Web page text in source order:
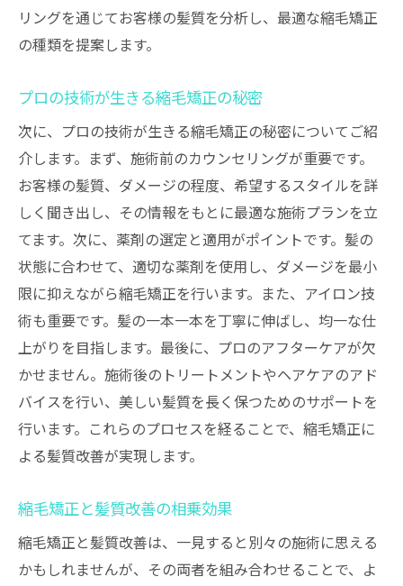
リングを通じてお客様の髪質を分析し、最適な縮毛矯正
の種類を提案します。
プロの技術が生きる縮毛矯正の秘密
次に、プロの技術が生きる縮毛矯正の秘密についてご紹
介します。まず、施術前のカウンセリングが重要です。
お客様の髪質、ダメージの程度、希望するスタイルを詳
しく聞き出し、その情報をもとに最適な施術プランを立
てます。次に、薬剤の選定と適用がポイントです。髪の
状態に合わせて、適切な薬剤を使用し、ダメージを最小
限に抑えながら縮毛矯正を行います。また、アイロン技
術も重要です。髪の一本一本を丁寧に伸ばし、均一な仕
上がりを目指します。最後に、プロのアフターケアが欠
かせません。施術後のトリートメントやヘアケアのアド
バイスを行い、美しい髪質を長く保つためのサポートを
行います。これらのプロセスを経ることで、縮毛矯正に
よる髪質改善が実現します。
縮毛矯正と髪質改善の相乗効果
縮毛矯正と髪質改善は、一見すると別々の施術に思える
かもしれませんが、その両者を組み合わせることで、よ